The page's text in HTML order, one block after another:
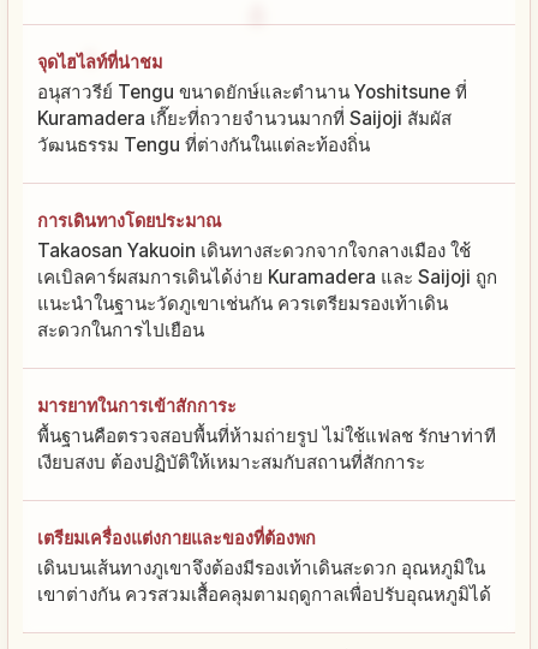
จุดไฮไลท์ที่น่าชม
อนุสาวรีย์ Tengu ขนาดยักษ์และตำนาน Yoshitsune ที่
Kuramadera เกี๊ยะที่ถวายจำนวนมากที่ Saijoji สัมผัส
วัฒนธรรม Tengu ที่ต่างกันในแต่ละท้องถิ่น
การเดินทางโดยประมาณ
Takaosan Yakuoin เดินทางสะดวกจากใจกลางเมือง ใช้
เคเบิลคาร์ผสมการเดินได้ง่าย Kuramadera และ Saijoji ถูก
แนะนำในฐานะวัดภูเขาเช่นกัน ควรเตรียมรองเท้าเดิน
สะดวกในการไปเยือน
มารยาทในการเข้าสักการะ
พื้นฐานคือตรวจสอบพื้นที่ห้ามถ่ายรูป ไม่ใช้แฟลช รักษาท่าที
เงียบสงบ ต้องปฏิบัติให้เหมาะสมกับสถานที่สักการะ
เตรียมเครื่องแต่งกายและของที่ต้องพก
เดินบนเส้นทางภูเขาจึงต้องมีรองเท้าเดินสะดวก อุณหภูมิใน
เขาต่างกัน ควรสวมเสื้อคลุมตามฤดูกาลเพื่อปรับอุณหภูมิได้